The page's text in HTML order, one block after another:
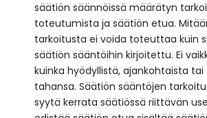
säätiön säännöissä määrätyn
toteutumista ja säätiön etua.
tarkoitusta ei voida toteuttaa kuin
säätiön sääntöihin kirjoitettu. Ei
kuinka hyödyllistä, ajankohtaista
tahansa. Säätiön sääntöjen
syytä kerrata säätiössä riittävän